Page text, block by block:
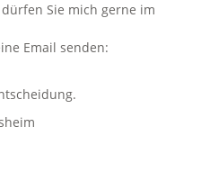
Sie mich gerne im
Email senden: